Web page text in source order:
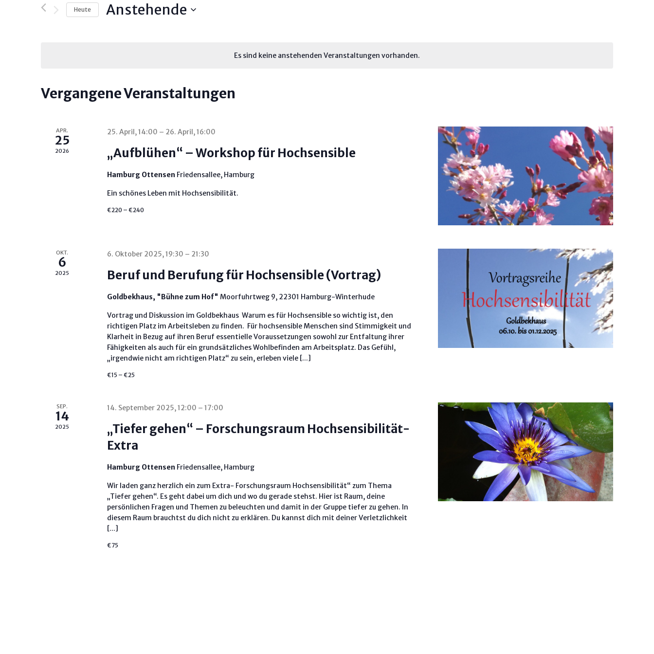
Es sind keine anstehenden Veranstaltungen vorhanden.
Ansichten,
nach
Heute Anstehende
Vergangene Veranstaltungen
APR.
25
2026
25. April, 14:00 – 26. April, 16:00
„Aufblühen“ – Workshop für Hochsensible
Hamburg Ottensen Friedensallee, Hamburg
Ein schönes Leben mit Hochsensibilität.
€220 – €240
OKT.
6
2025
6. Oktober 2025, 19:30 – 21:30
Beruf und Berufung für Hochsensible (Vortrag)
Goldbekhaus, "Bühne zum Hof" Moorfuhrtweg 9, 22301 Hamburg-Winterhude
Vortrag und Diskussion im Goldbekhaus Warum es für Hochsensible so wichtig ist, den
richtigen Platz im Arbeitsleben zu finden. Für hochsensible Menschen sind Stimmigkeit und
Klarheit in Bezug auf ihren Beruf essentielle Voraussetzungen sowohl zur Entfaltung ihrer
Fähigkeiten als auch für ein grundsätzliches Wohlbefinden am Arbeitsplatz. Das Gefühl,
„irgendwie nicht am richtigen Platz“ zu sein, erleben viele [...]
€15 – €25
SEP.
14
2025
14. September 2025, 12:00 – 17:00
„Tiefer gehen“ – Forschungsraum Hochsensibilität-
Extra
Hamburg Ottensen Friedensallee, Hamburg
Wir laden ganz herzlich ein zum Extra- Forschungsraum Hochsensibilität“ zum Thema
„Tiefer gehen“. Es geht dabei um dich und wo du gerade stehst. Hier ist Raum, deine
persönlichen Fragen und Themen zu beleuchten und damit in der Gruppe tiefer zu gehen. In
diesem Raum brauchtst du dich nicht zu erklären. Du kannst dich mit deiner Verletzlichkeit
[...]
€75